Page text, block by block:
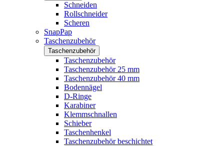
Schneiden
Rollschneider
Scheren
SnapPap
Taschenzubehör
Taschenzubehör
Taschenzubehör
Taschenzubehör 25 mm
Taschenzubehör 40 mm
Bodennägel
D-Ringe
Karabiner
Klemmschnallen
Schieber
Taschenhenkel
Taschenzubehör beschichtet